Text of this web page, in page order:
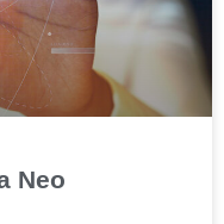
Neo